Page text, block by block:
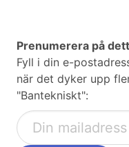
Prenumerera på
Fyll i din e-
när det dyker upp
"Bantekniskt":